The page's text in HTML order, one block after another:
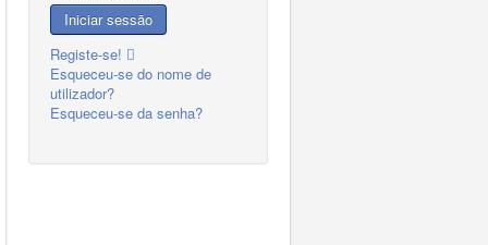
Iniciar sessão
Registe-se!
Esqueceu-se do nome de
utilizador?
Esqueceu-se da senha?